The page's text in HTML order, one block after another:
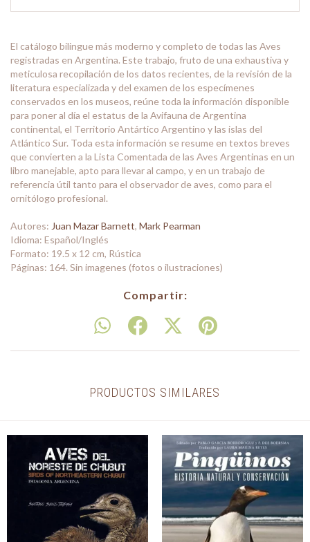
El catálogo bilingue más moderno y completo de todas las Aves
registradas en Argentina. Este trabajo, fruto de una exhaustiva y
meticulosa recopilación de los datos recientes, de la revisión de la
literatura especializada y del examen de los especímenes
conservados en los museos, reúne toda la información disponible
para poner al día el estatus de la Avifauna de Argentina
continental, el Territorio Antártico Argentino y las islas del
Atlántico Sur. Toda esta información se resume en textos breves
que convierten a la Lista Comentada de las Aves Argentinas en un
libro manejable, apto para llevar al campo, y en un trabajo de
referencia útil tanto para el observador de aves, como para el
ornitólogo profesional.
Autores: Juan Mazar Barnett, Mark Pearman
Idioma: Español/Inglés
Formato: 19.5 x 12 cm, Rústica
Páginas: 164. Sin imagenes (fotos o ilustraciones)
Compartir:
PRODUCTOS SIMILARES